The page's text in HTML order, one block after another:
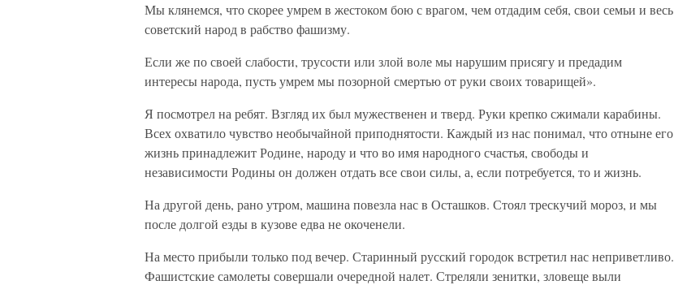
Мы клянемся, что скорее умрем в жестоком бою с врагом, чем отдадим себя, свои семьи и весь
советский народ в рабство фашизму.
Если же по своей слабости, трусости или злой воле мы нарушим присягу и предадим
интересы народа, пусть умрем мы позорной смертью от руки своих товарищей».
Я посмотрел на ребят. Взгляд их был мужественен и тверд. Руки крепко сжимали карабины.
Всех охватило чувство необычайной приподнятости. Каждый из нас понимал, что отныне его
жизнь принадлежит Родине, народу и что во имя народного счастья, свободы и
независимости Родины он должен отдать все свои силы, а, если потребуется, то и жизнь.
На другой день, рано утром, машина повезла нас в Осташков. Стоял трескучий мороз, и мы
после долгой езды в кузове едва не окоченели.
На место прибыли только под вечер. Старинный русский городок встретил нас неприветливо.
Фашистские самолеты совершали очередной налет. Стреляли зенитки, зловеще выли